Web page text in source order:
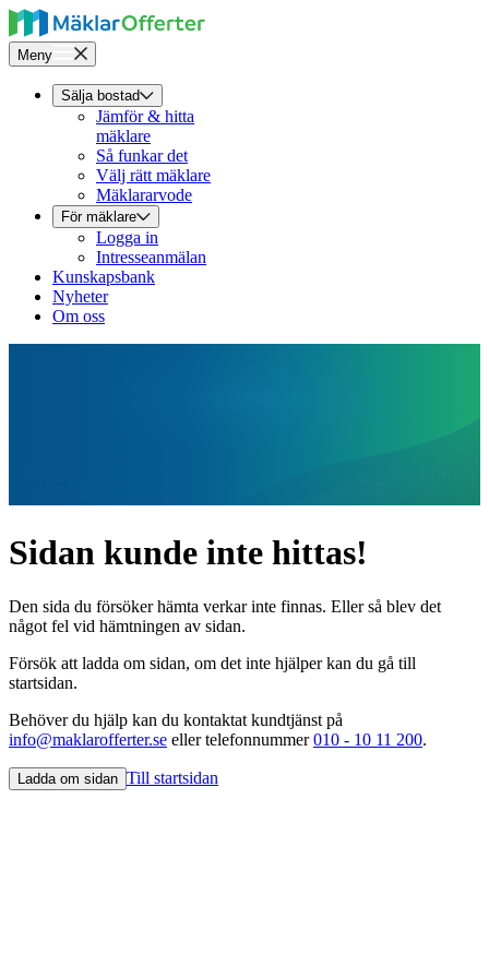
Meny
Sälja bostad
Jämför & hitta
mäklare
Så funkar det
Välj rätt mäklare
Mäklararvode
För mäklare
Logga in
Intresseanmälan
Kunskapsbank
Nyheter
Om oss
Sidan kunde inte hittas!
Den sida du försöker hämta verkar inte finnas. Eller så blev det
något fel vid hämtningen av sidan.
Försök att ladda om sidan, om det inte hjälper kan du gå till
startsidan.
Behöver du hjälp kan du kontaktat kundtjänst på
info@maklarofferter.se eller telefonnummer010 - 10 11 200.
Ladda om sidan Till startsidan